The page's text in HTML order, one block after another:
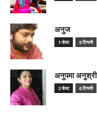
अनुज
1 पोस्ट 0 टिप्पणी
अनुपमा अनुश्री
2 पोस्ट 0 टिप्पणी